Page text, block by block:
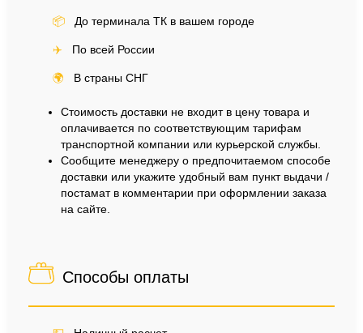
📦 До терминала ТК в вашем городе
✈️ По всей России
🌍 В страны СНГ
Стоимость доставки не входит в цену товара и
оплачивается по соответствующим тарифам
транспортной компании или курьерской службы.
Сообщите менеджеру о предпочитаемом способе
доставки или укажите удобный вам пункт выдачи /
постамат в комментарии при оформлении заказа
на сайте.
Способы оплаты